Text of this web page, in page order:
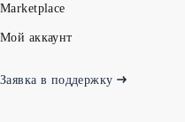
Marketplace
Мой аккаунт
Заявка в поддержку